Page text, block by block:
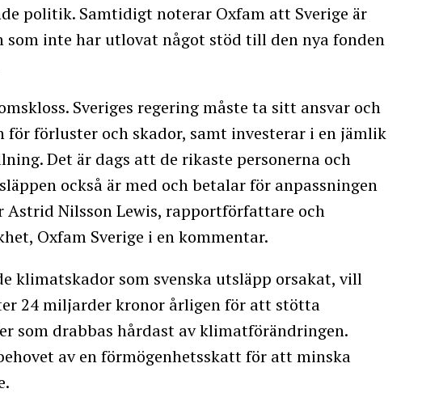
politik. Samtidigt noterar Oxfam att Sverige är
som inte har utlovat något stöd till den nya fonden
Sveriges regering måste ta sitt ansvar och
för förluster och skador, samt investerar i en jämlik
Det är dags att de rikaste personerna och
också är med och betalar för anpassningen
Astrid Nilsson Lewis, rapportförfattare och
Oxfam Sverige i en kommentar.
klimatskador som svenska utsläpp orsakat, vill
24 miljarder kronor årligen för att stötta
som drabbas hårdast av klimatförändringen.
av en förmögenhetsskatt för att minska